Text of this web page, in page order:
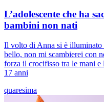
L’adolescente che ha
bambini non nati
Il volto di Anna si è illuminato
bello, non mi scambierei con
forza il crocifisso tra le mani e
17 anni
quaresima